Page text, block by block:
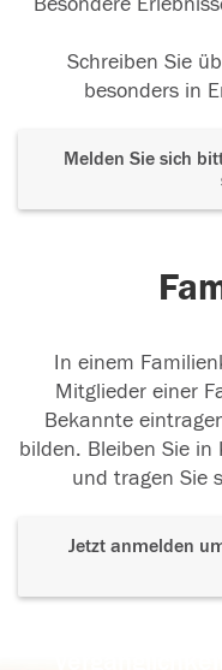
Schreiben Sie
besonders in
Melden Sie sich
In einem
Mitglieder einer
Bekannte
bilden. Bleiben Sie
und tragen Sie
Jetzt anmelden